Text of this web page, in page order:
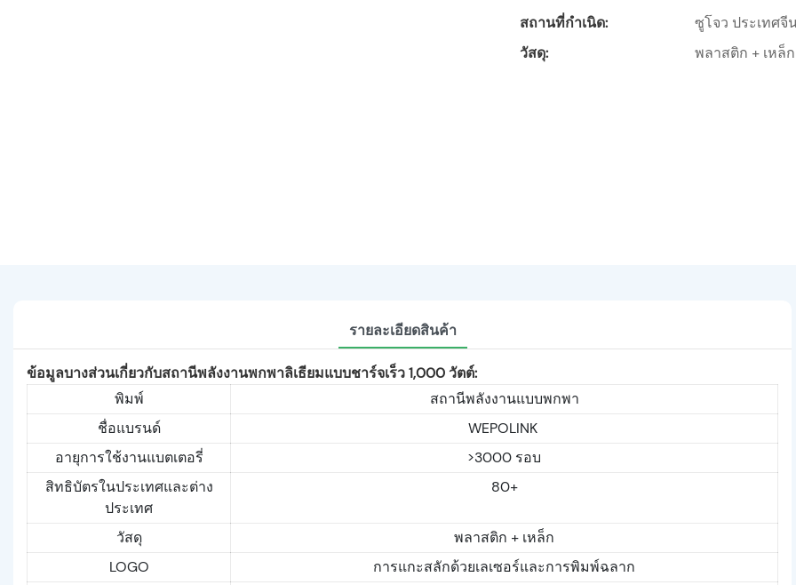
สถานที่กำเนิด:
ซูโจว ประเทศจี
วัสดุ:
พลาสติก + เหล็ก
รายละเอียดสินค้า
ข้อมูลบางส่วนเกี่ยวกับสถานีพลังงานพกพาลิเธียมแบบชาร์จเร็ว 1,000 วัตต์:
พิมพ์
สถานีพลังงานแบบพกพา
ชื่อแบรนด์
WEPOLINK
อายุการใช้งานแบตเตอรี่
>3000 รอบ
สิทธิบัตรในประเทศและต่าง
ประเทศ
80+
วัสดุ
พลาสติก + เหล็ก
LOGO
การแกะสลักด้วยเลเซอร์และการพิมพ์ฉลาก